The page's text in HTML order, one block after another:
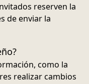
reserven la
de enviar la
como la
realizar cambios